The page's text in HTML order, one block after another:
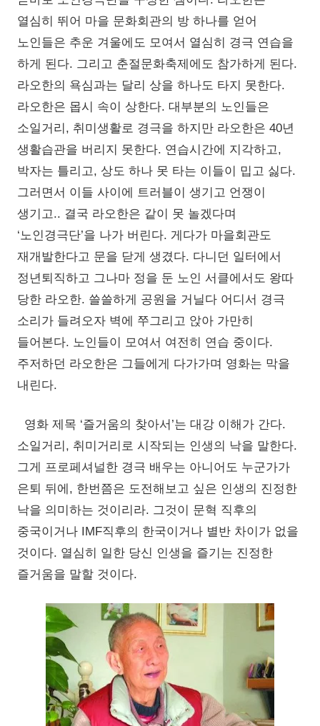
열심히 뛰어 마을 문화회관의 방 하나를 얻어
노인들은 추운 겨울에도 모여서 열심히 경극 연습을
하게 된다. 그리고 춘절문화축제에도 참가하게 된다.
라오한의 욕심과는 달리 상을 하나도 타지 못한다.
라오한은 몹시 속이 상한다. 대부분의 노인들은
소일거리, 취미생활로 경극을 하지만 라오한은 40년
생활습관을 버리지 못한다. 연습시간에 지각하고,
박자는 틀리고, 상도 하나 못 타는 이들이 밉고 싫다.
그러면서 이들 사이에 트러블이 생기고 언쟁이
생기고.. 결국 라오한은 같이 못 놀겠다며
‘노인경극단’을 나가 버린다. 게다가 마을회관도
재개발한다고 문을 닫게 생겼다. 다니던 일터에서
정년퇴직하고 그나마 정을 둔 노인 서클에서도 왕따
당한 라오한. 쓸쓸하게 공원을 거닐다 어디서 경극
소리가 들려오자 벽에 쭈그리고 앉아 가만히
들어본다. 노인들이 모여서 여전히 연습 중이다.
주저하던 라오한은 그들에게 다가가며 영화는 막을
내린다.
영화 제목 ‘즐거움의 찾아서’는 대강 이해가 간다.
소일거리, 취미거리로 시작되는 인생의 낙을 말한다.
그게 프로페셔널한 경극 배우는 아니어도 누군가가
은퇴 뒤에, 한번쯤은 도전해보고 싶은 인생의 진정한
낙을 의미하는 것이리라. 그것이 문혁 직후의
중국이거나 IMF직후의 한국이거나 별반 차이가 없을
것이다. 열심히 일한 당신 인생을 즐기는 진정한
즐거움을 말할 것이다.